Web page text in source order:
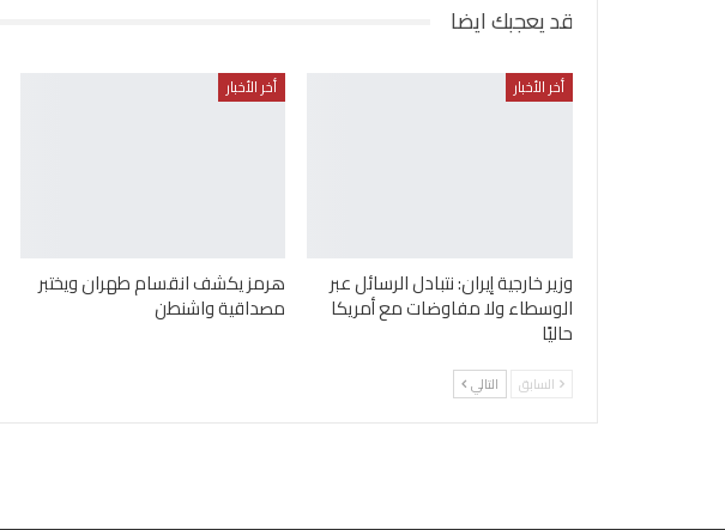
قد يعجبك ايضا
أخر الأخبار
وزير خارجية إيران: نتبادل الرسائل عبر
الوسطاء ولا مفاوضات مع أمريكا
حاليًا
أخر الأخبار
هرمز يكشف انقسام طهران ويختبر
مصداقية واشنطن
السابق التالي